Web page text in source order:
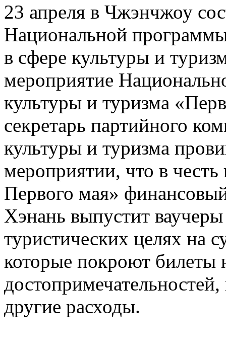
23 апреля в Чжэнчжоу
Национальной
в сфере культуры и
мероприятие
культуры и туризма
секретарь партийного
культуры и туризма
мероприятии, что в
Первого мая»
Хэнань выпустит
туристических целях на
которые покроют билеты
другие расходы.